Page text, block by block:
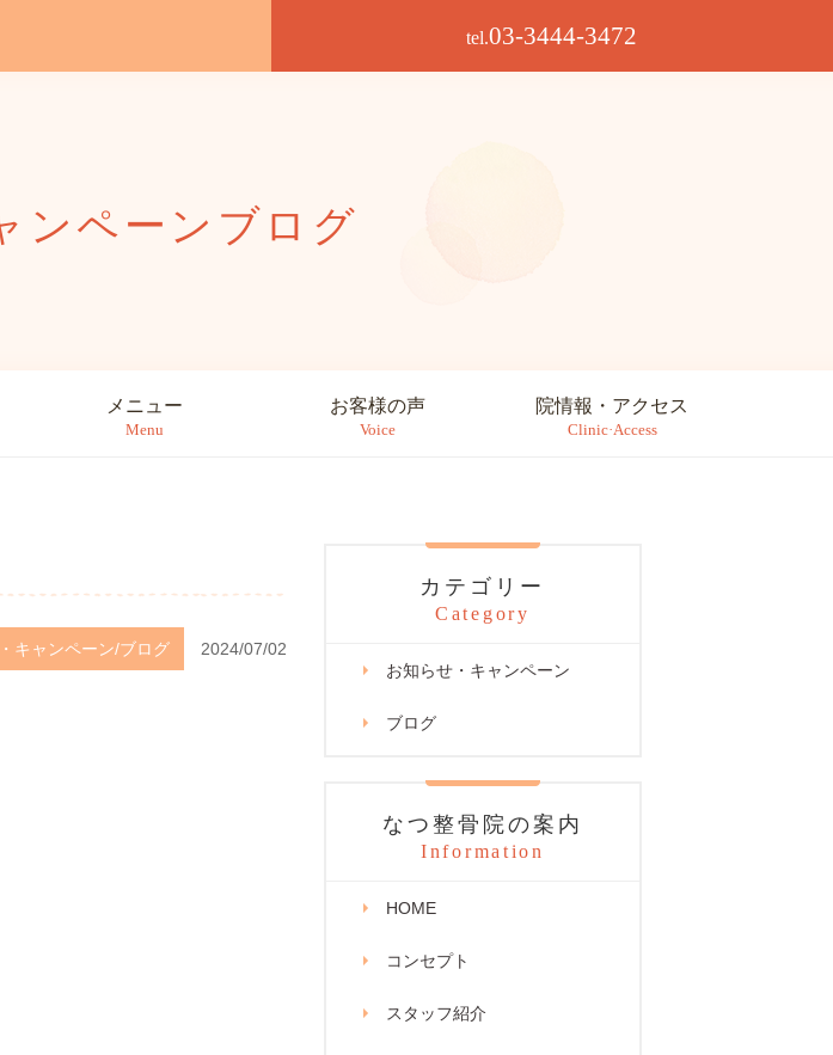
tel.03-3444-3472
ンペーン ブログ
メニュー
Menu
お客様の声
Voice
院情報・アクセス
Clinic·Access
キャンペーン/ブログ 2024/07/02
カテゴリー
Category
お知らせ・キャンペーン
ブログ
なつ整骨院の案内
Information
HOME
コンセプト
スタッフ紹介